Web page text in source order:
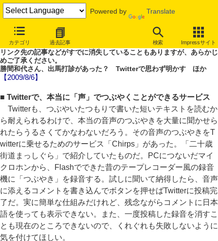
Powered by Translate
カテゴリ 過去記事 検索 Impressサイト
やじうまWatch
噂あり、未確認情報ありのやじうまWatch。
リンク先の記事などがすでに消失していることもありますが、あらかじ
めご了承ください。
勝間和代さん、出馬打診があった？ Twitterで思わず明かす ほか
【2009/8/6】
■ Twitterで、本当に「声」でつぶやくことができるサービス
Twitterも、つぶやいたつもりで書いた短いテキストを読むか
ら耐えられるわけで、本当の音声のつぶやきを大量に聞かせら
れたらうるさくてかなわないだろう。その音声のつぶやきをT
witterに乗せるためのサービス「Chirps」があった。「二十歳
街道まっしぐら」で紹介していたものだ。PCにつないだマイ
クロホンから、Flashでできた昔のテープレコーダー風の録音
機に「つぶやき」を録音する。試しに聞いて納得したら、音声
に添えるコメントを書き込んでボタンを押せばTwitterに投稿完
了だ。実に簡単な仕組みだけれど、残念ながらコメントに日本
語を使っても表示できない。また、一度投稿した録音を消すこ
とも現在のところできないので、くれぐれも失敗しないように
気を付けてほしい。